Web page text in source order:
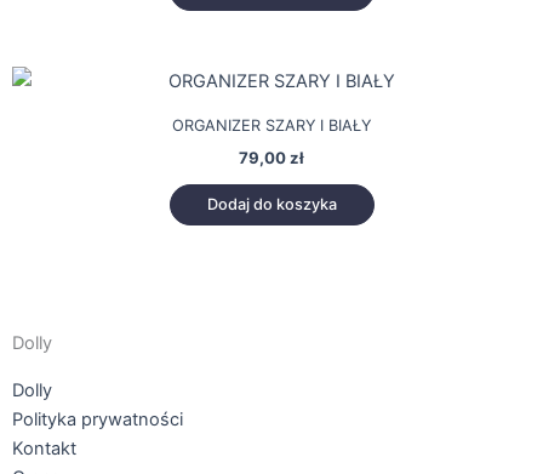
ORGANIZER SZARY I BIAŁY
79,00zł
Dodaj do koszyka
Dolly
Dolly
Polityka prywatności
Kontakt